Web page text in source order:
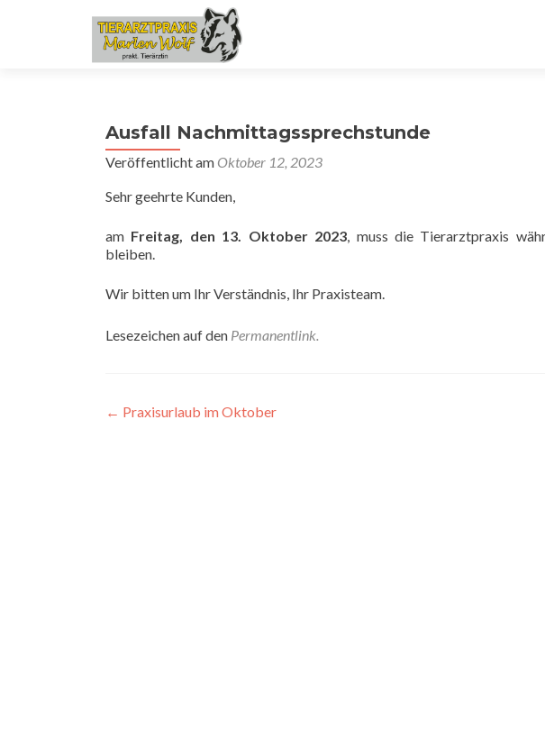
Ausfall Nachmittagssprechstunde
Veröffentlicht am Oktober 12, 2023
Sehr geehrte Kunden,
am Freitag, den 13. Oktober 2023, muss die Tierarztpraxis
bleiben.
Wir bitten um Ihr Verständnis, Ihr Praxisteam.
Lesezeichen auf den Permanentlink.
Beitragsnavigation
← Praxisurlaub im Oktober